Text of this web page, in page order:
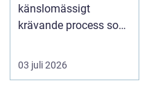
känslomässigt
krävande process som
gång ell...
03 juli 2026